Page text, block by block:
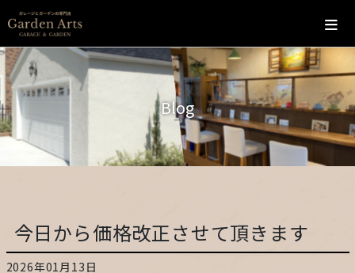
ホーム
会社概要
こだわり
施工実績
Blog
今日から価格改正させて頂きます
2026年01月13日